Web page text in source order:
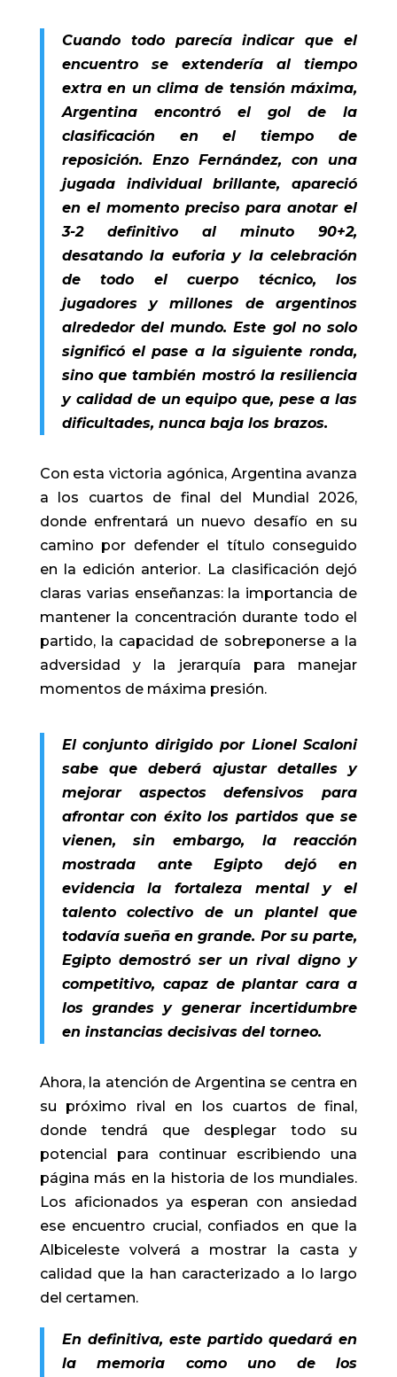
Cuando todo parecía indicar que el
encuentro se extendería al tiempo
extra en un clima de tensión máxima,
Argentina encontró el gol de la
clasificación en el tiempo de
reposición. Enzo Fernández, con una
jugada individual brillante, apareció
en el momento preciso para anotar el
3-2 definitivo al minuto 90+2,
desatando la euforia y la celebración
de todo el cuerpo técnico, los
jugadores y millones de argentinos
alrededor del mundo. Este gol no solo
significó el pase a la siguiente ronda,
sino que también mostró la resiliencia
y calidad de un equipo que, pese a las
dificultades, nunca baja los brazos.
Con esta victoria agónica, Argentina avanza
a los cuartos de final del Mundial 2026,
donde enfrentará un nuevo desafío en su
camino por defender el título conseguido
en la edición anterior. La clasificación dejó
claras varias enseñanzas: la importancia de
mantener la concentración durante todo el
partido, la capacidad de sobreponerse a la
adversidad y la jerarquía para manejar
momentos de máxima presión.
El conjunto dirigido por Lionel Scaloni
sabe que deberá ajustar detalles y
mejorar aspectos defensivos para
afrontar con éxito los partidos que se
vienen, sin embargo, la reacción
mostrada ante Egipto dejó en
evidencia la fortaleza mental y el
talento colectivo de un plantel que
todavía sueña en grande. Por su parte,
Egipto demostró ser un rival digno y
competitivo, capaz de plantar cara a
los grandes y generar incertidumbre
en instancias decisivas del torneo.
Ahora, la atención de Argentina se centra en
su próximo rival en los cuartos de final,
donde tendrá que desplegar todo su
potencial para continuar escribiendo una
página más en la historia de los mundiales.
Los aficionados ya esperan con ansiedad
ese encuentro crucial, confiados en que la
Albiceleste volverá a mostrar la casta y
calidad que la han caracterizado a lo largo
del certamen.
En definitiva, este partido quedará en
la memoria como uno de los